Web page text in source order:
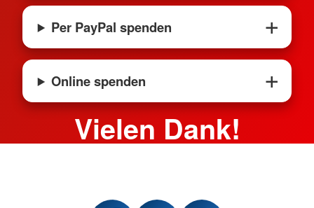
Per PayPal spenden
Online spenden
Vielen Dank!